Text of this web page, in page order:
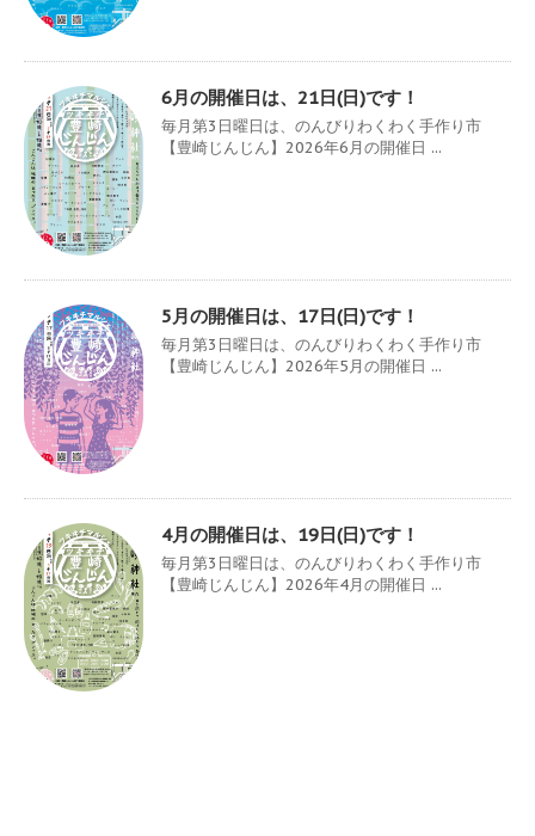
6月の開催日は、21日(日)です！
毎月第3日曜日は、のんびりわくわく手作り市
【豊崎じんじん】2026年6月の開催日 ...
5月の開催日は、17日(日)です！
毎月第3日曜日は、のんびりわくわく手作り市
【豊崎じんじん】2026年5月の開催日 ...
4月の開催日は、19日(日)です！
毎月第3日曜日は、のんびりわくわく手作り市
【豊崎じんじん】2026年4月の開催日 ...